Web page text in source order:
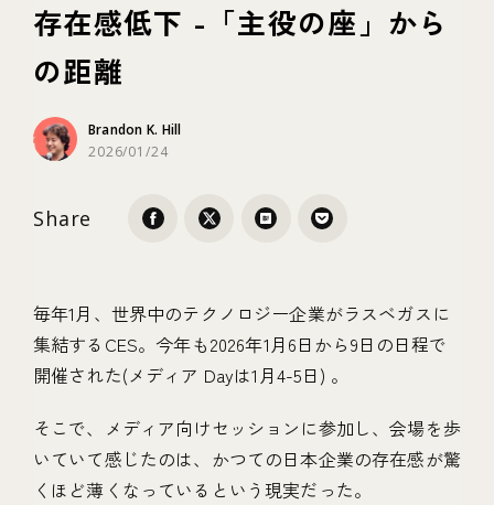
テクノロジー
存在感低下 -「主役の座」から
の距離
Brandon K. Hill
2026/01/24
Share
毎年1月、世界中のテクノロジー企業がラスベガスに
集結するCES。今年も2026年1月6日から9日の日程で
開催された(メディア Dayは1月4-5日) 。
そこで、メディア向けセッションに参加し、会場を歩
いていて感じたのは、かつての日本企業の存在感が驚
くほど薄くなっているという現実だった。